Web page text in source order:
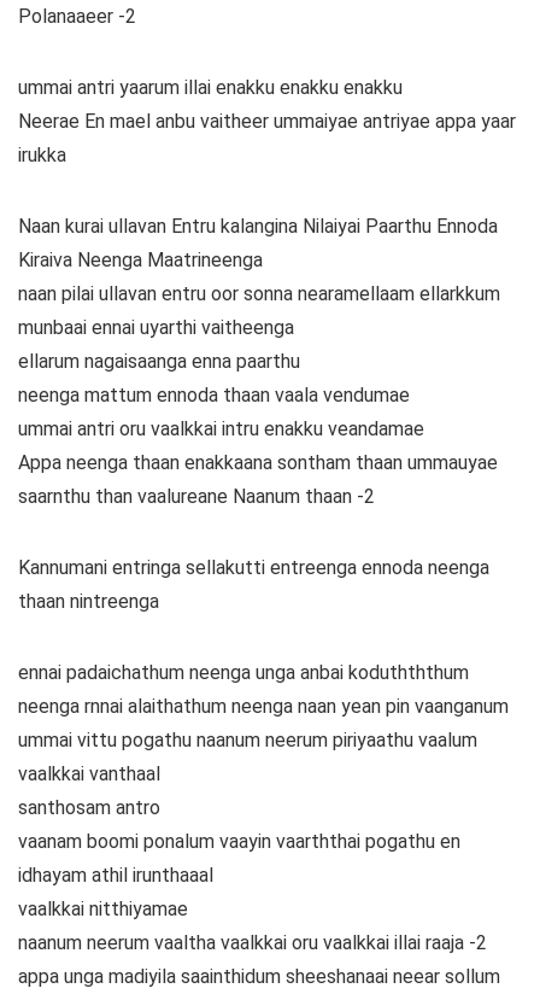
Polanaaeer -2
ummai antri yaarum illai enakku enakku enakku
Neerae En mael anbu vaitheer ummaiyae antriyae appa yaar
irukka
Naan kurai ullavan Entru kalangina Nilaiyai Paarthu Ennoda
Kiraiva Neenga Maatrineenga
naan pilai ullavan entru oor sonna nearamellaam ellarkkum
munbaai ennai uyarthi vaitheenga
ellarum nagaisaanga enna paarthu
neenga mattum ennoda thaan vaala vendumae
ummai antri oru vaalkkai intru enakku veandamae
Appa neenga thaan enakkaana sontham thaan ummauyae
saarnthu than vaalureane Naanum thaan -2
Kannumani entringa sellakutti entreenga ennoda neenga
thaan nintreenga
ennai padaichathum neenga unga anbai koduthththum
neenga rnnai alaithathum neenga naan yean pin vaanganum
ummai vittu pogathu naanum neerum piriyaathu vaalum
vaalkkai vanthaal
santhosam antro
vaanam boomi ponalum vaayin vaarththai pogathu en
idhayam athil irunthaaal
vaalkkai nitthiyamae
naanum neerum vaaltha vaalkkai oru vaalkkai illai raaja -2
appa unga madiyila saainthidum sheeshanaai neear sollum